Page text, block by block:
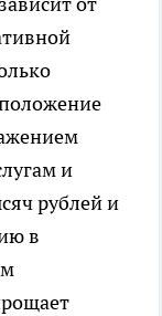
и
рублей и
в